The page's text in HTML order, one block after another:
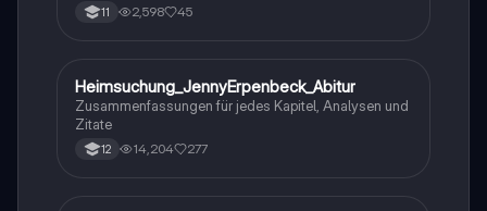
11 2,598 45
Deutsch
Heimsuchung_JennyErpenbeck_Abitur
Zusammenfassungen für jedes Kapitel, Analysen und
Zitate
12 14,204 277